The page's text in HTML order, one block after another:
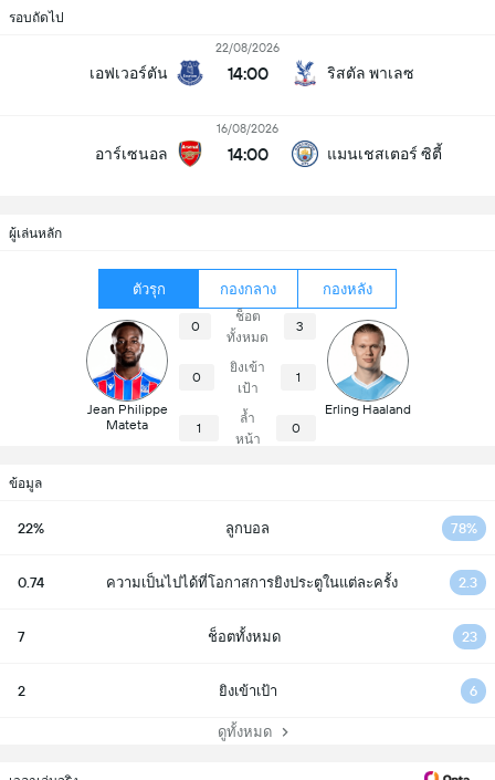
รอบถัดไป
เอฟเวอร์ตัน
22/08/2026
14:00 ริสตัล พาเลซ
อาร์เซนอล
16/08/2026
14:00 แมนเชสเตอร์ ซิตี้
ผู้เล่นหลัก
ตัวรุก กองกลาง กองหลัง
Jean Philippe
Mateta
0
ช็อต
ทั้งหมด
3
0
ยิงเข้า
เป้า
1
1
ล้ำ
หน้า
0
Erling Haaland
ข้อมูล
22% ลูกบอล 78%
0.74 ความเป็นไปได้ที่โอกาสการยิงประตูในแต่ละครั้ง 2.3
7 ช็อตทั้งหมด 23
2 ยิงเข้าเป้า 6
ดูทั้งหมด